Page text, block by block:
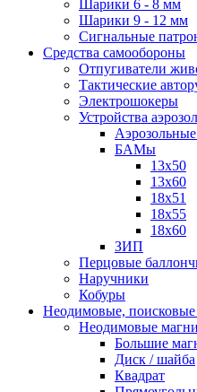
Шарики 6 - 8 мм
Шарики 9 - 12 мм
Сигнальные
Средства самообороны
Отпугиватели
Тактические
Электрошокеры
Устройства
БАМы
13х50
13х60
18х51
18х55
18х60
ЗИП
Перцовые
Наручники
Кобуры
Неодимовые,
Неодимовые
Большие
Диск / шайба
Квадрат